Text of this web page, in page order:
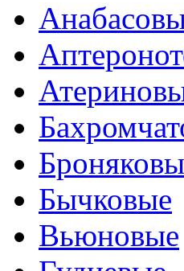
Бычковые
Вьюновые